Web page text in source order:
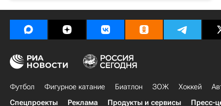
Футбол Фигурное катание Биатлон ЗОЖ Хоккей
Спецпроекты
Реклама Продукты и сервисы Пресс-